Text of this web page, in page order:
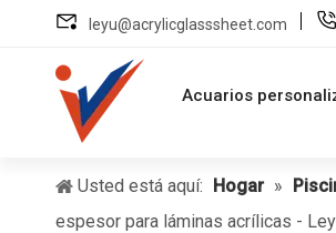
leyu@acrylicglasssheet.com
Acuarios
Usted está aquí: Hogar »
espesor para láminas acrílicas -